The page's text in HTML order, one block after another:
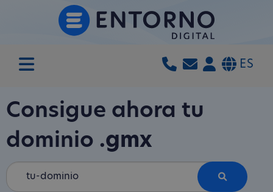
ES
Consigue ahora tu
dominio .gmx